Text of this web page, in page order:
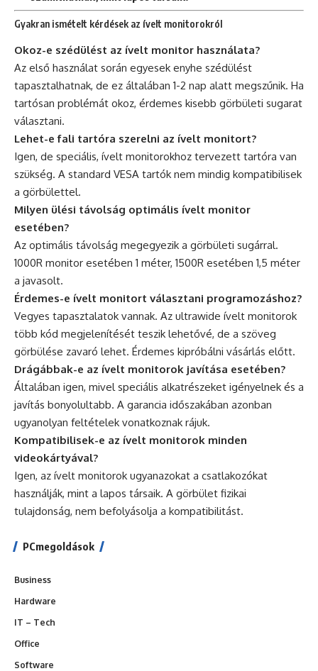
Gyakran ismételt kérdések az ívelt monitorokról
Okoz-e szédülést az ívelt monitor használata?
Az első használat során egyesek enyhe szédülést
tapasztalhatnak, de ez általában 1-2 nap alatt megszűnik. Ha
tartósan problémát okoz, érdemes kisebb görbületi sugarat
választani.
Lehet-e fali tartóra szerelni az ívelt monitort?
Igen, de speciális, ívelt monitorokhoz tervezett tartóra van
szükség. A standard VESA tartók nem mindig kompatibilisek
a görbülettel.
Milyen ülési távolság optimális ívelt monitor
esetében?
Az optimális távolság megegyezik a görbületi sugárral.
1000R monitor esetében 1 méter, 1500R esetében 1,5 méter
a javasolt.
Érdemes-e ívelt monitort választani programozáshoz?
Vegyes tapasztalatok vannak. Az ultrawide ívelt monitorok
több kód megjelenítését teszik lehetővé, de a szöveg
görbülése zavaró lehet. Érdemes kipróbálni vásárlás előtt.
Drágábbak-e az ívelt monitorok javítása esetében?
Általában igen, mivel speciális alkatrészeket igényelnek és a
javítás bonyolultabb. A garancia időszakában azonban
ugyanolyan feltételek vonatkoznak rájuk.
Kompatibilisek-e az ívelt monitorok minden
videokártyával?
Igen, az ívelt monitorok ugyanazokat a csatlakozókat
használják, mint a lapos társaik. A görbület fizikai
tulajdonság, nem befolyásolja a kompatibilitást.
PCmegoldások
Business
Hardware
IT – Tech
Office
Software